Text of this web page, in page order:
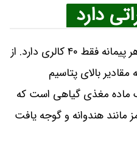
دارد
هندوانه فاقد چربی است و در هر پیمانه فقط ۴۰ کالری دارد. از
بالای پتاسیم
ماده مغذی گیاهی است که
مانند هندوانه و گوجه یافت